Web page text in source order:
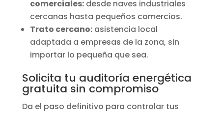
comerciales:desde naves industriales
cercanas hasta pequeños comercios.
Trato cercano:asistencia local
adaptada a empresas de la zona, sin
importar lo pequeña que sea.
Solicita tu auditoría energética
gratuita sin compromiso
Da el paso definitivo para controlar tus